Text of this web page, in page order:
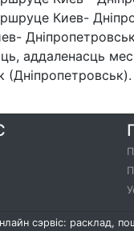
Киев-
аддаленасць
(Дніпропетровськ).
сэрвіс: расклад,